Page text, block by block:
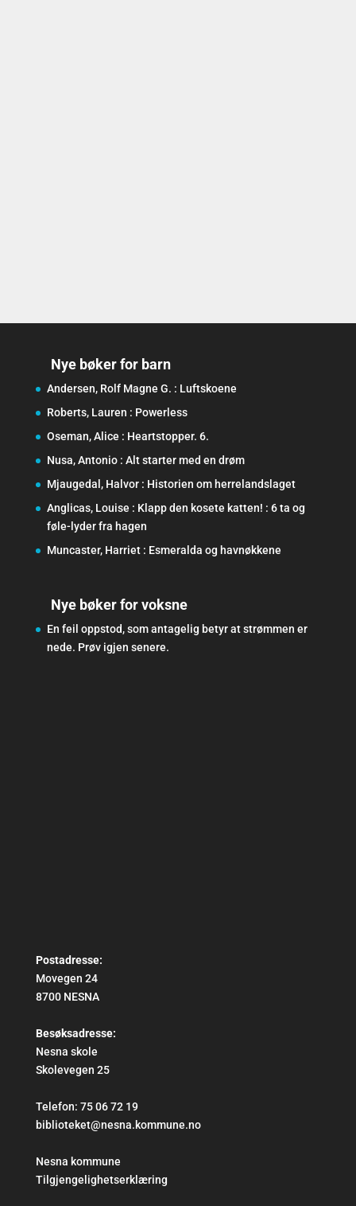
Nye bøker for barn
Andersen, Rolf Magne G. : Luftskoene
Roberts, Lauren : Powerless
Oseman, Alice : Heartstopper. 6.
Nusa, Antonio : Alt starter med en drøm
Mjaugedal, Halvor : Historien om herrelandslaget
Anglicas, Louise : Klapp den kosete katten! : 6 ta og
føle-lyder fra hagen
Muncaster, Harriet : Esmeralda og havnøkkene
Nye bøker for voksne
En feil oppstod, som antagelig betyr at strømmen er
nede. Prøv igjen senere.
Postadresse:
Movegen 24
8700 NESNA
Besøksadresse:
Nesna skole
Skolevegen 25
Telefon: 75 06 72 19
biblioteket@nesna.kommune.no
Nesna kommune
Tilgjengelighetserklæring